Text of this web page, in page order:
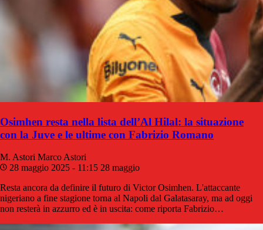
Osimhen resta nella lista dell’Al Hilal: la situazione
con la Juve e le ultime con Fabrizio Romano
M. Astori Marco Astori
28 maggio 2025 - 11:15 28 maggio
Resta ancora da definire il futuro di Victor Osimhen. L'attaccante
nigeriano a fine stagione torna al Napoli dal Galatasaray, ma ad oggi
non resterà in azzurro ed è in uscita: come riporta Fabrizio…